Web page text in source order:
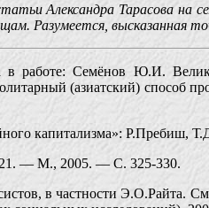
Александра Тарасова на
Разумеется, высказанная
Семёнов Ю.И.
(азиатский) способ
капитализма»: Р.Пребиш,
— М., 2005. — С. 325-330.
в частности Э.О.Райта.